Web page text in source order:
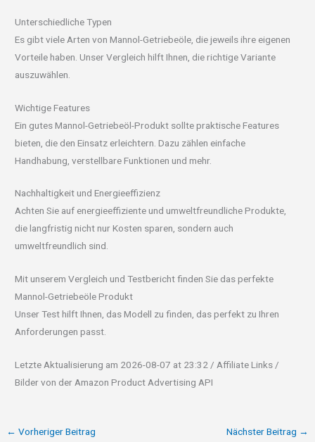
Unterschiedliche Typen
Es gibt viele Arten von Mannol-Getriebeöle, die jeweils ihre eigenen
Vorteile haben. Unser Vergleich hilft Ihnen, die richtige Variante
auszuwählen.
Wichtige Features
Ein gutes Mannol-Getriebeöl-Produkt sollte praktische Features
bieten, die den Einsatz erleichtern. Dazu zählen einfache
Handhabung, verstellbare Funktionen und mehr.
Nachhaltigkeit und Energieeffizienz
Achten Sie auf energieeffiziente und umweltfreundliche Produkte,
die langfristig nicht nur Kosten sparen, sondern auch
umweltfreundlich sind.
Mit unserem Vergleich und Testbericht finden Sie das perfekte
Mannol-Getriebeöle Produkt
Unser Test hilft Ihnen, das Modell zu finden, das perfekt zu Ihren
Anforderungen passt.
Letzte Aktualisierung am 2026-08-07 at 23:32 / Affiliate Links /
Bilder von der Amazon Product Advertising API
← Vorheriger Beitrag Nächster Beitrag →